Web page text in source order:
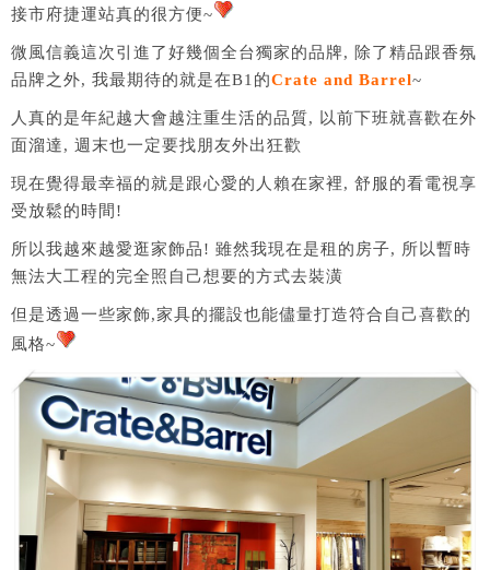
接市府捷運站真的很方便~
微風信義這次引進了好幾個全台獨家的品牌, 除了精品跟香氛
品牌之外, 我最期待的就是在B1的Crate and Barrel~
人真的是年紀越大會越注重生活的品質, 以前下班就喜歡在外
面溜達, 週末也一定要找朋友外出狂歡
現在覺得最幸福的就是跟心愛的人賴在家裡, 舒服的看電視享
受放鬆的時間!
所以我越來越愛逛家飾品! 雖然我現在是租的房子, 所以暫時
無法大工程的完全照自己想要的方式去裝潢
但是透過一些家飾,家具的擺設也能儘量打造符合自己喜歡的
風格~